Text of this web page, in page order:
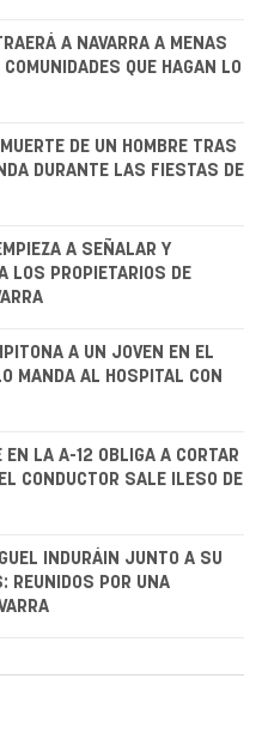
A NAVARRA A MENAS
QUE HAGAN LO
DE UN HOMBRE TRAS
DURANTE LAS FIESTAS DE
A SEÑALAR Y
LOS PROPIETARIOS DE
A UN JOVEN EN EL
MANDA AL HOSPITAL CON
EN LA A-12 OBLIGA A CORTAR
CONDUCTOR SALE ILESO DE
INDURÁIN JUNTO A SU
REUNIDOS POR UNA